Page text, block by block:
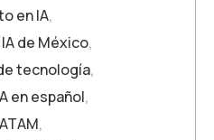
en IA,
de México,
tecnología,
en español,
,